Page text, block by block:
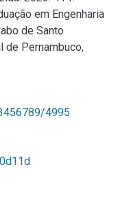
em Engenharia
de Santo
de Pernambuco,
4995